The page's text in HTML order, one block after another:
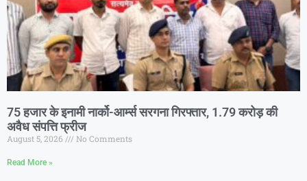
75 हजार के इनामी नार्को-आर्म्स सरगना गिरफ्तार, 1.79 करोड़ की
अवैध संपत्ति फ्रीज
August 5, 2026 No Comments
Read More »